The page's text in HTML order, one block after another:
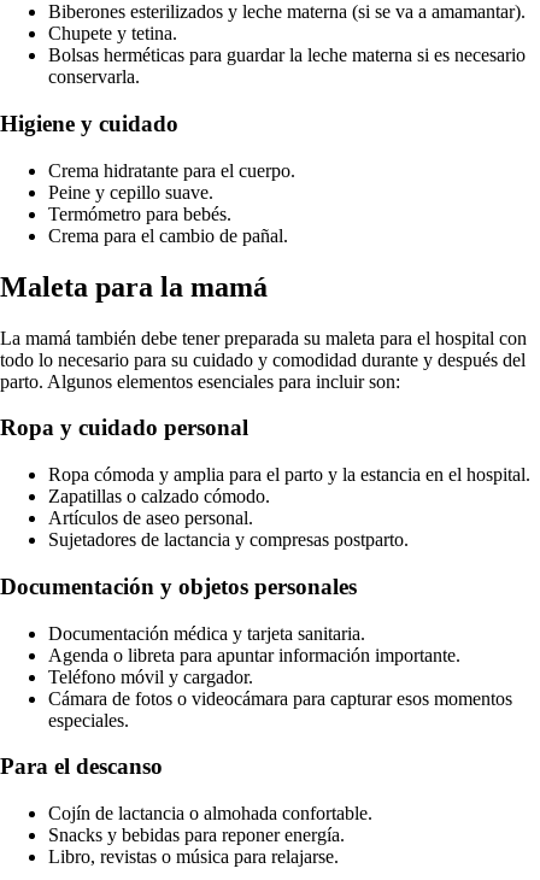
Biberones esterilizados y leche materna (si se va a amamantar).
Chupete y tetina.
Bolsas herméticas para guardar la leche materna si es necesario
conservarla.
Higiene y cuidado
Crema hidratante para el cuerpo.
Peine y cepillo suave.
Termómetro para bebés.
Crema para el cambio de pañal.
Maleta para la mamá
La mamá también debe tener preparada su maleta para el hospital con
todo lo necesario para su cuidado y comodidad durante y después del
parto. Algunos elementos esenciales para incluir son:
Ropa y cuidado personal
Ropa cómoda y amplia para el parto y la estancia en el hospital.
Zapatillas o calzado cómodo.
Artículos de aseo personal.
Sujetadores de lactancia y compresas postparto.
Documentación y objetos personales
Documentación médica y tarjeta sanitaria.
Agenda o libreta para apuntar información importante.
Teléfono móvil y cargador.
Cámara de fotos o videocámara para capturar esos momentos
especiales.
Para el descanso
Cojín de lactancia o almohada confortable.
Snacks y bebidas para reponer energía.
Libro, revistas o música para relajarse.